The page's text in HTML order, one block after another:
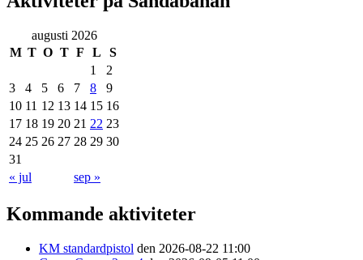
augusti 2026
M T O T F L
S
1
2
3
4 5 6 7 8
9
10 11 12 13 14 15 16
17 18 19 20 21 22 23
24 25 26 27 28 29 30
31
« jul
sep »
Kommande aktiviteter
KM standardpistol den 2026-08-22 11:00